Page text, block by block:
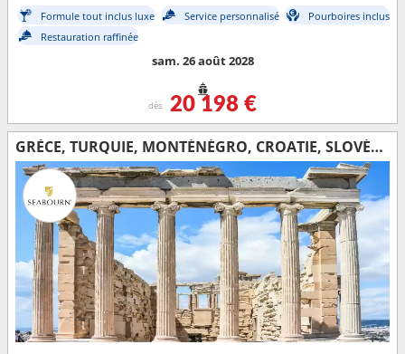
Formule tout inclus luxe Service personnalisé
Pourboires inclus
Restauration raffinée
sam. 26 août 2028
dès 20 198 €
GRÈCE, TURQUIE, MONTÉNÉGRO, CROATIE, SLOVÉNIE, ITALIE